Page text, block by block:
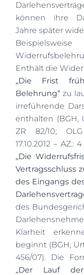
können ihre
Jahre später
Enthält die
„Die Frist
Belehrung“ zu
irreführende
enthalten (BGH,
ZR 82/10;
17.10.2012 – AZ.:
„Die
Vertragsschluss
des Eingangs
des
Klarheit
beginnt (BGH,
456/07). Die
„Der Lauf